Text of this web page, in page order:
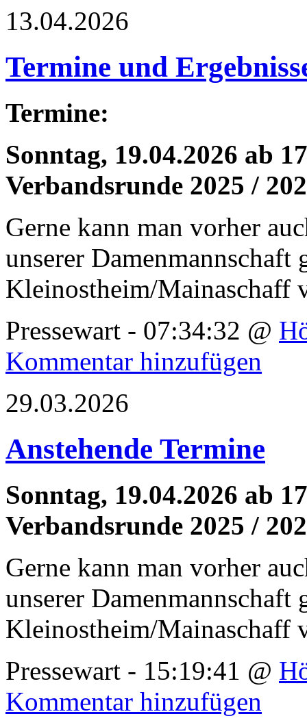
13.04.2026
Termine und
Termine:
Sonntag, 19.04.2026 ab
Verbandsrunde 2025 /
Gerne kann man vorher
unserer Damenmannschaft
Kleinostheim/Mainaschaff
Pressewart - 07:34:32 @
Kommentar hinzufügen
29.03.2026
Anstehende Termine
Sonntag, 19.04.2026 ab
Verbandsrunde 2025 /
Gerne kann man vorher
unserer Damenmannschaft
Kleinostheim/Mainaschaff
Pressewart - 15:19:41 @
Kommentar hinzufügen